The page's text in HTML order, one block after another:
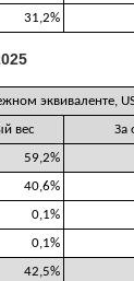
31,2%
эквиваленте,
вес
За
59,2%
40,6%
0,1%
0,1%
42,5%